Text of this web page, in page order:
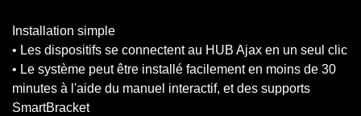
Installation simple
• Les dispositifs se connectent au HUB Ajax en un seul clic
• Le système peut être installé facilement en moins de 30
minutes à l'aide du manuel interactif, et des supports
SmartBracket